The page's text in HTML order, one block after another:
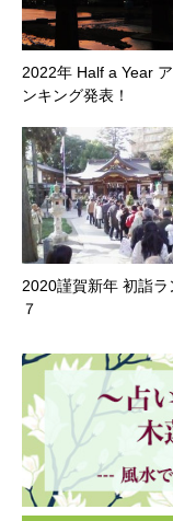
2022年 Half a Year
ンキング発表！
2020謹賀新年 初詣ラ
７